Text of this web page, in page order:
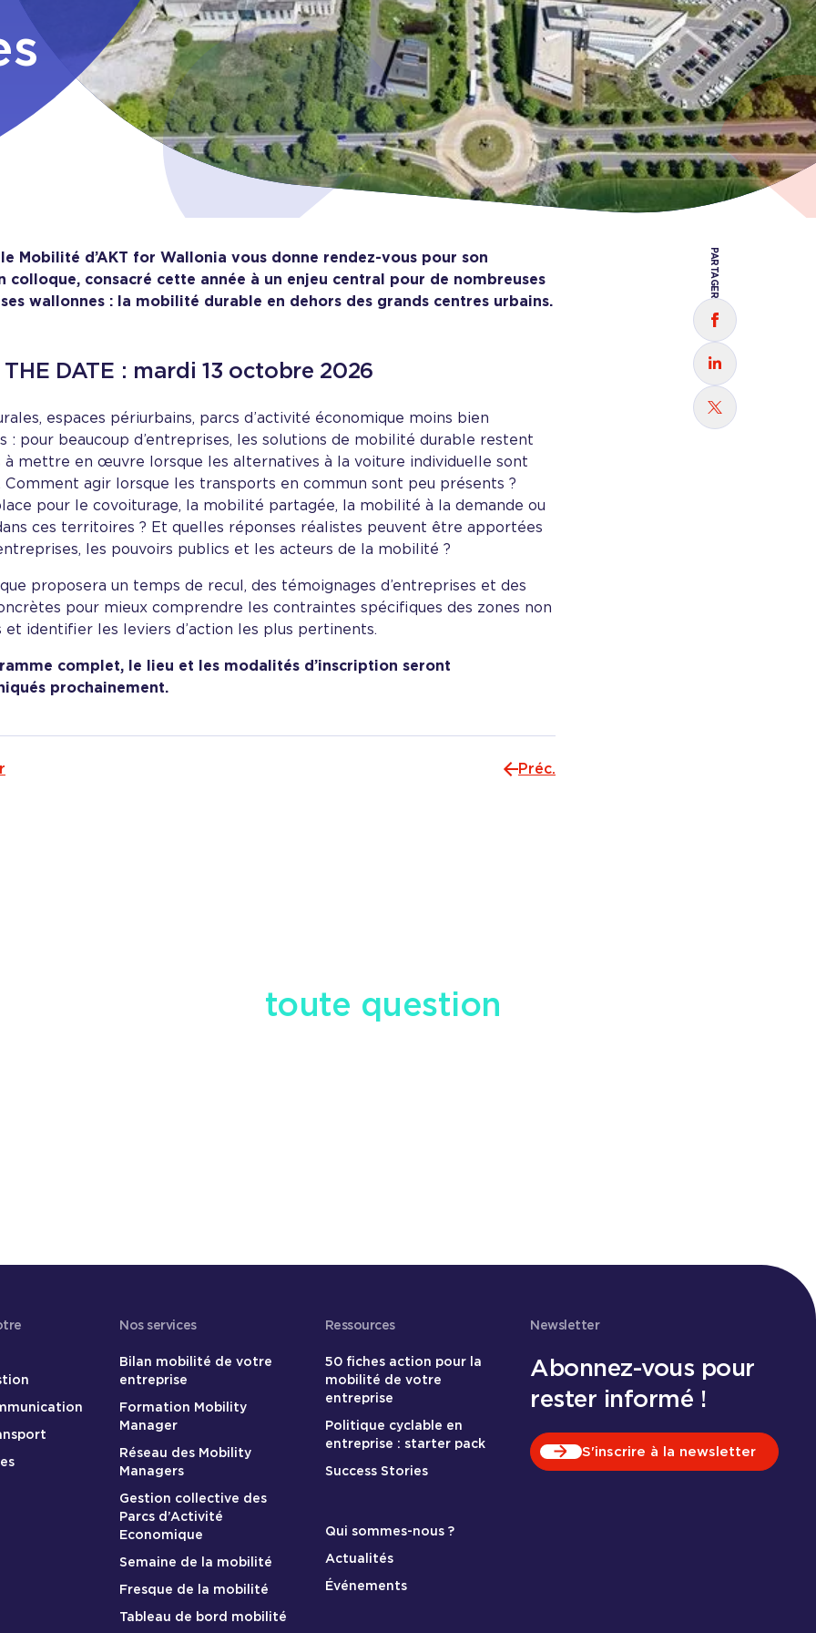
Mobilité d’AKT for Wallonia vous donne rendez-vous pour son
colloque, consacré cette année à un enjeu central pour de nombreuses
wallonnes : la mobilité durable en dehors des grands centres urbains.
THE DATE : mardi 13 octobre 2026
espaces périurbains, parcs d’activité économique moins bien
: pour beaucoup d’entreprises, les solutions de mobilité durable restent
à mettre en œuvre lorsque les alternatives à la voiture individuelle sont
Comment agir lorsque les transports en commun sont peu présents ?
pour le covoiturage, la mobilité partagée, la mobilité à la demande ou
ces territoires ? Et quelles réponses réalistes peuvent être apportées
les pouvoirs publics et les acteurs de la mobilité ?
proposera un temps de recul, des témoignages d’entreprises et des
pour mieux comprendre les contraintes spécifiques des zones non
et identifier les leviers d’action les plus pertinents.
complet, le lieu et les modalités d’inscription seront
prochainement.
PARTAGER
Partager sur
Partager sur
Partager sur
Préc.
toute question
Nos services
Bilan mobilité de votre
entreprise
Formation Mobility
Manager
Réseau des Mobility
Managers
Gestion collective des
Parcs d’Activité
Economique
Semaine de la mobilité
Fresque de la mobilité
Tableau de bord mobilité
Ressources
50 fiches action pour la
mobilité de votre
entreprise
Politique cyclable en
entreprise : starter pack
Success Stories
A propos
Qui sommes-nous ?
Actualités
Événements
Newsletter
Abonnez-vous pour
rester informé !
S'inscrire à la newsletter